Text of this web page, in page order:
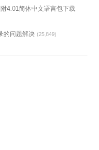
4.01简体中文语言包下载
的问题解决 (25,849)